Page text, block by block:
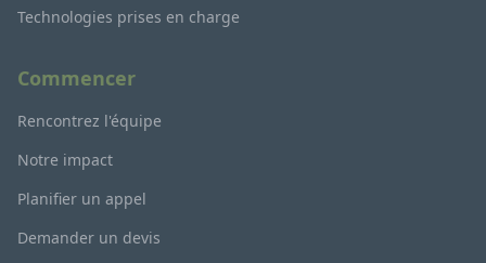
Technologies prises en charge
Commencer
Rencontrez l'équipe
Notre impact
Planifier un appel
Demander un devis